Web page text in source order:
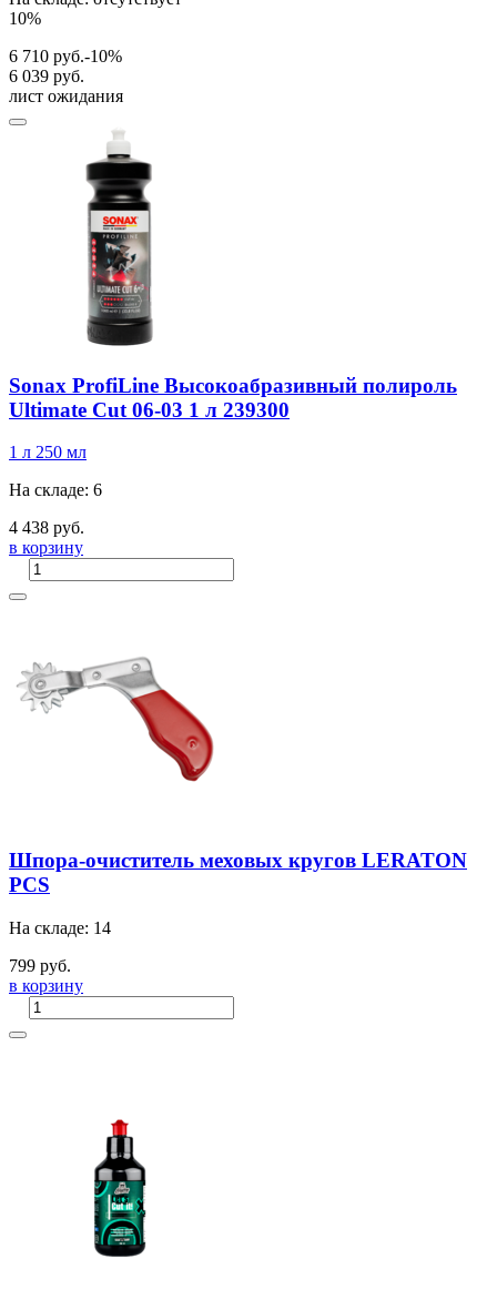
10%
6 710 руб.-10%
6 039 руб.
лист ожидания
Sonax ProfiLine Высокоабразивный полироль
Ultimate Cut 06-03 1 л 239300
1 л 250 мл
На складе: 6
4 438 руб.
в корзину
Шпора-очиститель меховых кругов LERATON
PCS
На складе: 14
799 руб.
в корзину